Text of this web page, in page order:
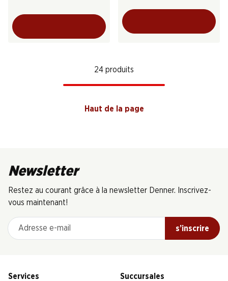
24 produits
Haut de la page
Newsletter
Restez au courant grâce à la newsletter Denner. Inscrivez-
vous maintenant!
Adresse e-mail
s’inscrire
Services
Succursales